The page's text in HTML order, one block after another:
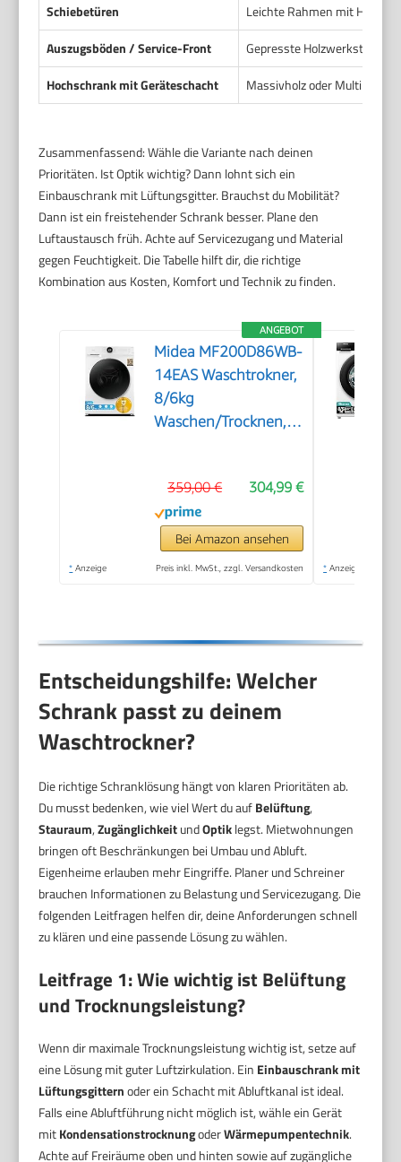
Schiebetüren
Leichte Rahmen mit HPL
Auszugsböden / Service-Front
Gepresste Holzwerkstoffe
Hochschrank mit Geräteschacht
Massivholz oder Multiplex
Zusammenfassend: Wähle die Variante nach deinen
Prioritäten. Ist Optik wichtig? Dann lohnt sich ein
Einbauschrank mit Lüftungsgitter. Brauchst du Mobilität?
Dann ist ein freistehender Schrank besser. Plane den
Luftaustausch früh. Achte auf Servicezugang und Material
gegen Feuchtigkeit. Die Tabelle hilft dir, die richtige
Kombination aus Kosten, Komfort und Technik zu finden.
ANGEBOT
Midea MF200D86WB-
14EAS Waschtrokner,
8/6kg
Waschen/Trocknen,
Waschen & Trocknen,
Steam Care, Turbo
Wash, 48 cm tief,
APP-Steuerung,
304,99 €
359,00 €
Bei Amazon ansehen
* Anzeige Preis inkl. MwSt., zzgl. Versandkosten * Anzeige
Entscheidungshilfe: Welcher
Schrank passt zu deinem
Waschtrockner?
Die richtige Schranklösung hängt von klaren Prioritäten ab.
Du musst bedenken, wie viel Wert du aufBelüftung,
Stauraum,ZugänglichkeitundOptiklegst. Mietwohnungen
bringen oft Beschränkungen bei Umbau und Abluft.
Eigenheime erlauben mehr Eingriffe. Planer und Schreiner
brauchen Informationen zu Belastung und Servicezugang. Die
folgenden Leitfragen helfen dir, deine Anforderungen schnell
zu klären und eine passende Lösung zu wählen.
Leitfrage 1: Wie wichtig ist Belüftung
und Trocknungsleistung?
Wenn dir maximale Trocknungsleistung wichtig ist, setze auf
eine Lösung mit guter Luftzirkulation. Ein Einbauschrank mit
Lüftungsgitternoder ein Schacht mit Abluftkanal ist ideal.
Falls eine Abluftführung nicht möglich ist, wähle ein Gerät
mitKondensationstrocknungoderWärmepumpentechnik.
Achte auf Freiräume oben und hinten sowie auf zugängliche